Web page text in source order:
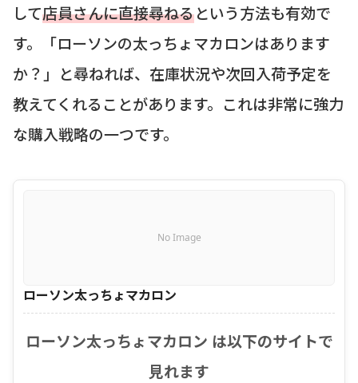
して店員さんに直接尋ねるという方法も有効で
す。「ローソンの太っちょマカロンはあります
か？」と尋ねれば、在庫状況や次回入荷予定を
教えてくれることがあります。これは非常に強力
な購入戦略の一つです。
No Image
ローソン太っちょマカロン
ローソン太っちょマカロン は以下のサイトで
見れます